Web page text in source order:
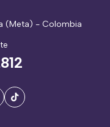
(Meta) - Colombia